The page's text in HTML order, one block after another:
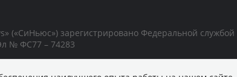
(«СиНьюс») зарегистрировано Федеральной
№ ФС77 – 74283